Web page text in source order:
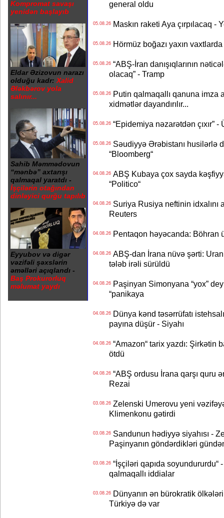
Kompromat savaşı
yenidən başlayıb
Eldar Əzizovun narazı
olduğu kadr: Xalid
Ələkbərov yola
salınır...
Sahib Məmmədovun
“mənbə” axtarışı
qalmaqal yaratdı -
İşçilərin otağından
dinləyici qurğu tapılıb
Eyyubov və digər
vəzifəli şəxslərin
əməlləri açıqlandı -
Baş Prokurorluq
məlumat yaydı
general oldu
05.08.26Maskın raketi Aya çırpılacaq -
05.08.26Hörmüz boğazı yaxın
05.08.26“ABŞ-İran danışıqlarının
olacaq” - Tramp
05.08.26Putin qalmaqallı qanuna imza
xidmətlər dayandırılır...
05.08.26“Epidemiya nəzarətdən çıxır” -
05.08.26Səudiyyə Ərəbistanı husilərlə
“Bloomberg“
04.08.26ABŞ Kubaya çox sayda
“Politico“
04.08.26Suriya Rusiya neftinin idxalını
Reuters
04.08.26Pentaqon həyəcanda: Böhran
04.08.26ABŞ-dan İrana nüvə şərti: Uran
tələb irəli sürüldü
04.08.26Paşinyan Simonyana “yox”
“panikaya
04.08.26Dünya kənd təsərrüfatı
payına düşür - Siyahı
04.08.26“Amazon“ tarix yazdı: Şirkətin
ötdü
04.08.26“ABŞ ordusu İrana qarşı quru
Rezai
03.08.26Zelenski Umerovu yeni
Klimenkonu gətirdi
03.08.26Sandunun hədiyyə siyahısı -
Paşinyanın göndərdikləri
03.08.26“İşçiləri qapıda soyundururdu“
qalmaqallı iddialar
03.08.26Dünyanın ən bürokratik ölkələri
Türkiyə də var